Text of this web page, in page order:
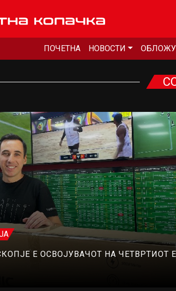
ПОЧЕТНА НОВОСТИ
Е ОСВОЈУВАЧОТ НА ЧЕТВРТИОТ